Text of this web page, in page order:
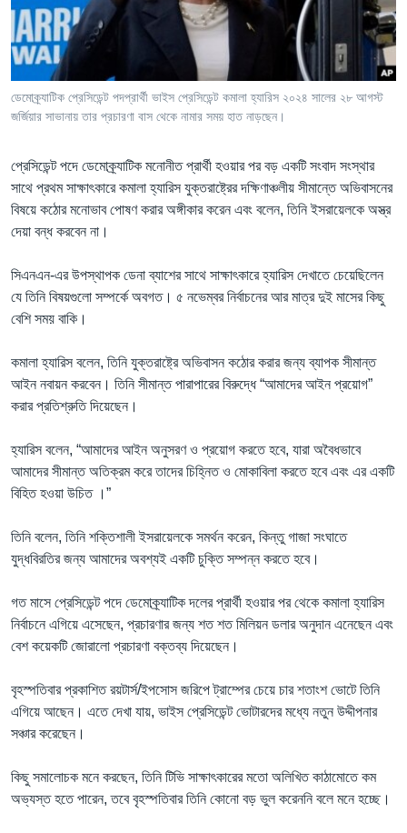
Learning English
FOLLOW US
অন্য ভাষায় ওয়েব সাইট
ডেমোক্র্যাটিক প্রেসিডেন্ট পদপ্রার্থী ভাইস প্রেসিডেন্ট কমালা হ্যারিস ২০২৪ সালের ২৮ আগস্ট
জর্জিয়ার সাভানায় তার প্রচারণা বাস থেকে নামার সময় হাত নাড়ছেন।
প্রেসিডেন্ট পদে ডেমোক্র্যাটিক মনোনীত প্রার্থী হওয়ার পর বড় একটি সংবাদ সংস্থার
সাথে প্রথম সাক্ষাৎকারে কমালা হ্যারিস যুক্তরাষ্ট্রের দক্ষিণাঞ্চলীয় সীমান্তে অভিবাসনের
বিষয়ে কঠোর মনোভাব পোষণ করার অঙ্গীকার করেন এবং বলেন, তিনি ইসরায়েলকে অস্ত্র
দেয়া বন্ধ করবেন না।
সিএনএন-এর উপস্থাপক ডেনা ব্যাশের সাথে সাক্ষাৎকারে হ্যারিস দেখাতে চেয়েছিলেন
যে তিনি বিষয়গুলো সম্পর্কে অবগত। ৫ নভেম্বর নির্বাচনের আর মাত্র দুই মাসের কিছু
বেশি সময় বাকি।
কমালা হ্যারিস বলেন, তিনি যুক্তরাষ্ট্রে অভিবাসন কঠোর করার জন্য ব্যাপক সীমান্ত
আইন নবায়ন করবেন। তিনি সীমান্ত পারাপারের বিরুদ্ধে “আমাদের আইন প্রয়োগ”
করার প্রতিশ্রুতি দিয়েছেন।
হ্যারিস বলেন, “আমাদের আইন অনুসরণ ও প্রয়োগ করতে হবে, যারা অবৈধভাবে
আমাদের সীমান্ত অতিক্রম করে তাদের চিহ্নিত ও মোকাবিলা করতে হবে এবং এর একটি
বিহিত হওয়া উচিত ।”
তিনি বলেন, তিনি শক্তিশালী ইসরায়েলকে সমর্থন করেন, কিন্তু গাজা সংঘাতে
যুদ্ধবিরতির জন্য আমাদের অবশ্যই একটি চুক্তি সম্পন্ন করতে হবে।
গত মাসে প্রেসিডেন্ট পদে ডেমোক্র্যাটিক দলের প্রার্থী হওয়ার পর থেকে কমালা হ্যারিস
নির্বাচনে এগিয়ে এসেছেন, প্রচারণার জন্য শত শত মিলিয়ন ডলার অনুদান এনেছেন এবং
বেশ কয়েকটি জোরালো প্রচারণা বক্তব্য দিয়েছেন।
বৃহস্পতিবার প্রকাশিত রয়টার্স/ইপসোস জরিপে ট্রাম্পের চেয়ে চার শতাংশ ভোটে তিনি
এগিয়ে আছেন। এতে দেখা যায়, ভাইস প্রেসিডেন্ট ভোটারদের মধ্যে নতুন উদ্দীপনার
সঞ্চার করেছেন।
কিছু সমালোচক মনে করছেন, তিনি টিভি সাক্ষাৎকারের মতো অলিখিত কাঠামোতে কম
অভ্যস্ত হতে পারেন, তবে বৃহস্পতিবার তিনি কোনো বড় ভুল করেননি বলে মনে হচ্ছে।